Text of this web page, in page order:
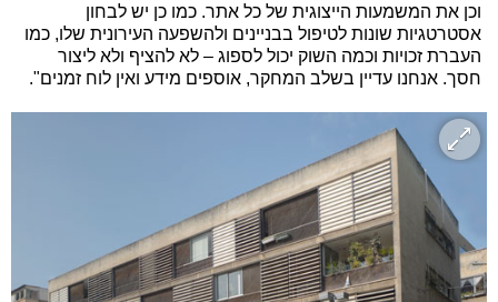
וכן את המשמעות הייצוגית של כל אתר. כמו כן יש לבחון
אסטרטגיות שונות לטיפול בבניינים ולהשפעה העירונית שלו, כמו
העברת זכויות וכמה השוק יכול לספוג – לא להציף ולא ליצור
חסך. אנחנו עדיין בשלב המחקר, אוספים מידע ואין לוח זמנים".